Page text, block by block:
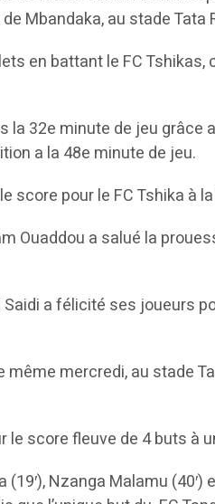
Mbandaka, au stade Tata
en battant le FC Tshikas,
la 32e minute de jeu grâce
a la 48e minute de jeu.
score pour le FC Tshika à
Ouaddou a salué la
a félicité ses joueurs
même mercredi, au stade
le score fleuve de 4 buts à
Nzanga Malamu (40′)